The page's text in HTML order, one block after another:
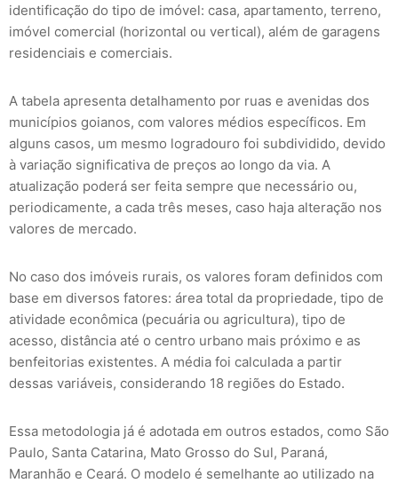
identificação do tipo de imóvel: casa, apartamento, terreno,
imóvel comercial (horizontal ou vertical), além de garagens
residenciais e comerciais.
A tabela apresenta detalhamento por ruas e avenidas dos
municípios goianos, com valores médios específicos. Em
alguns casos, um mesmo logradouro foi subdividido, devido
à variação significativa de preços ao longo da via. A
atualização poderá ser feita sempre que necessário ou,
periodicamente, a cada três meses, caso haja alteração nos
valores de mercado.
No caso dos imóveis rurais, os valores foram definidos com
base em diversos fatores: área total da propriedade, tipo de
atividade econômica (pecuária ou agricultura), tipo de
acesso, distância até o centro urbano mais próximo e as
benfeitorias existentes. A média foi calculada a partir
dessas variáveis, considerando 18 regiões do Estado.
Essa metodologia já é adotada em outros estados, como São
Paulo, Santa Catarina, Mato Grosso do Sul, Paraná,
Maranhão e Ceará. O modelo é semelhante ao utilizado na